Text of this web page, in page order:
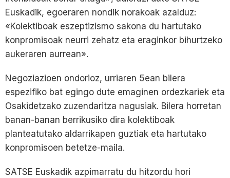
Euskadik, egoeraren nondik norakoak azalduz:
«Kolektiboak eszeptizismo sakona du hartutako
konpromisoak neurri zehatz eta eraginkor bihurtzeko
aukeraren aurrean».
Negoziazioen ondorioz, urriaren 5ean bilera
espezifiko bat egingo dute emaginen ordezkariek eta
Osakidetzako zuzendaritza nagusiak. Bilera horretan
banan-banan berrikusiko dira kolektiboak
planteatutako aldarrikapen guztiak eta hartutako
konpromisoen betetze-maila.
SATSE Euskadik azpimarratu du hitzordu hori